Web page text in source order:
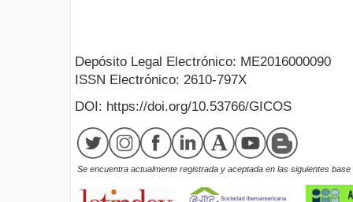
Depósito Legal Electrónico: ME2016000090
ISSN Electrónico: 2610-797X
DOI: https://doi.org/10.53766/GICOS
Se encuentra actualmente registrada y aceptada en las siguientes